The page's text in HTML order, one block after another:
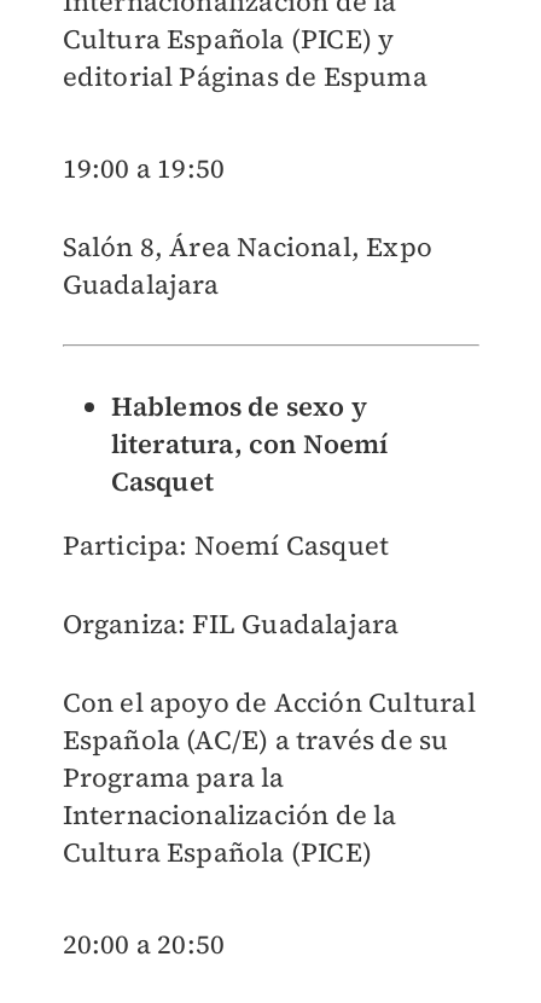
Cultura Española (PICE) y
editorial Páginas de Espuma
19:00 a 19:50
Salón 8, Área Nacional, Expo
Guadalajara
Hablemos de sexo y
literatura, con Noemí
Casquet
Participa: Noemí Casquet
Organiza: FIL Guadalajara
Con el apoyo de Acción Cultural
Española (AC/E) a través de su
Programa para la
Internacionalización de la
Cultura Española (PICE)
20:00 a 20:50